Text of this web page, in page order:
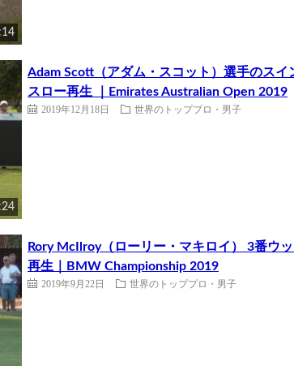
Adam Scott（アダム・スコット）選手のス
スロー再生 ｜Emirates Australian Open 2019
2019年12月18日 世界のトッププロ・男子
Rory McIlroy（ローリー・マキロイ） 3番ウ
再生｜BMW Championship 2019
2019年9月22日 世界のトッププロ・男子